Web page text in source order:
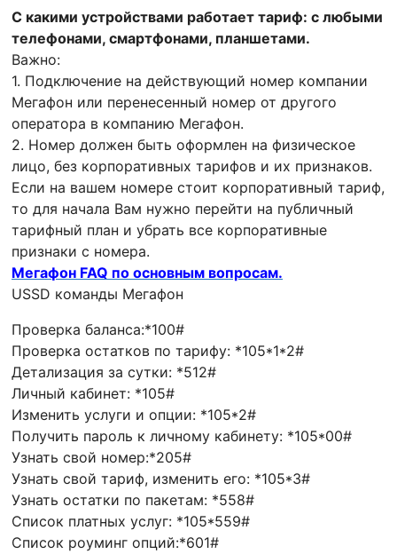
С какими устройствами работает тариф: с любыми
телефонами, смартфонами, планшетами.
Важно:
1. Подключение на действующий номер компании
Мегафон или перенесенный номер от другого
оператора в компанию Мегафон.
2. Номер должен быть оформлен на физическое
лицо, без корпоративных тарифов и их признаков.
Если на вашем номере стоит корпоративный тариф,
то для начала Вам нужно перейти на публичный
тарифный план и убрать все корпоративные
признаки с номера.
Мегафон FAQ по основным вопросам.
USSD команды Мегафон
Проверка баланса:*100#
Проверка остатков по тарифу: *105*1*2#
Детализация за сутки: *512#
Личный кабинет: *105#
Изменить услуги и опции: *105*2#
Получить пароль к личному кабинету: *105*00#
Узнать свой номер:*205#
Узнать свой тариф, изменить его: *105*3#
Узнать остатки по пакетам: *558#
Список платных услуг: *105*559#
Список роуминг опций:*601#